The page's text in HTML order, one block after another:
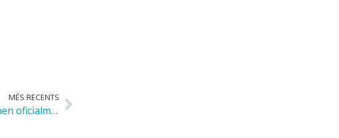
MÉS RECENTS
Els 27 ministres d’habitatge de la UE demanen oficialment un nou acord europeu per a l’habitatge social i assequible